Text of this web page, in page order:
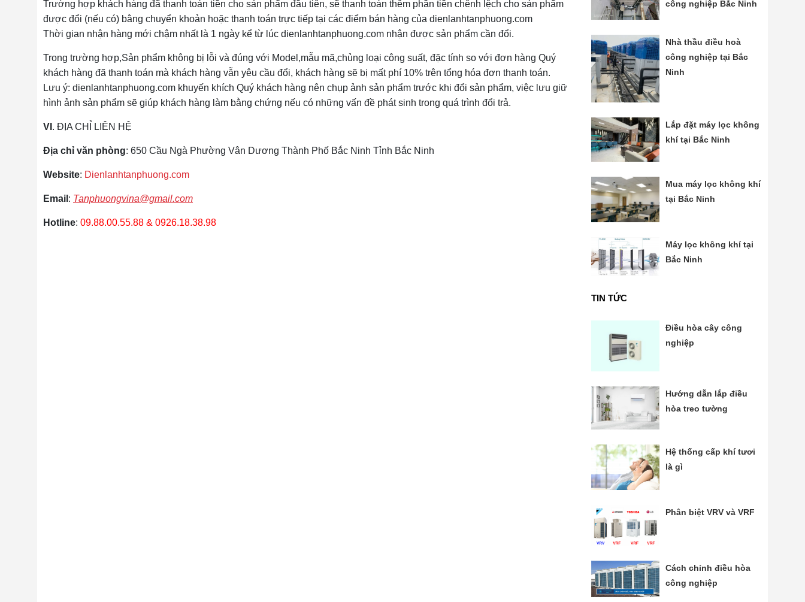
Trường hợp khách hàng đã thanh toán tiền cho sản phẩm đầu tiên, sẽ thanh toán thêm phần tiền chênh lệch cho sản phẩm
được đổi (nếu có) bằng chuyển khoản hoặc thanh toán trực tiếp tại các điểm bán hàng của dienlanhtanphuong.com
Thời gian nhận hàng mới chậm nhất là 1 ngày kể từ lúc dienlanhtanphuong.com nhận được sản phẩm cần đổi.
Trong trường hợp,Sản phẩm không bị lỗi và đúng với Model,mẫu mã,chủng loại công suất, đặc tính so với đơn hàng Quý
khách hàng đã thanh toán mà khách hàng vẫn yêu cầu đổi, khách hàng sẽ bị mất phí 10% trên tổng hóa đơn thanh toán.
Lưu ý: dienlanhtanphuong.com khuyến khích Quý khách hàng nên chụp ảnh sản phẩm trước khi đổi sản phẩm, việc lưu giữ
hình ảnh sản phẩm sẽ giúp khách hàng làm bằng chứng nếu có những vấn đề phát sinh trong quá trình đổi trả.
VI . ĐỊA CHỈ LIÊN HỆ
Địa chỉ văn phòng: 650 Cầu Ngà Phường Vân Dương Thành Phố Bắc Ninh Tỉnh Bắc Ninh
Website: Dienlanhtanphuong.com
Email : Tanphuongvina@gmail.com
Hotline: 09.88.00.55.88 & 0926.18.38.98
công nghiệp Bắc Ninh
Nhà thầu điều hoà
công nghiệp tại Bắc
Ninh
Lắp đặt máy lọc không
khí tại Bắc Ninh
Mua máy lọc không khí
tại Bắc Ninh
Máy lọc không khí tại
Bắc Ninh
TIN TỨC
Điều hòa cây công
nghiệp
Hướng dẫn lắp điều
hòa treo tường
Hệ thống cấp khí tươi
là gì
Phân biệt VRV và VRF
Cách chỉnh điều hòa
công nghiệp